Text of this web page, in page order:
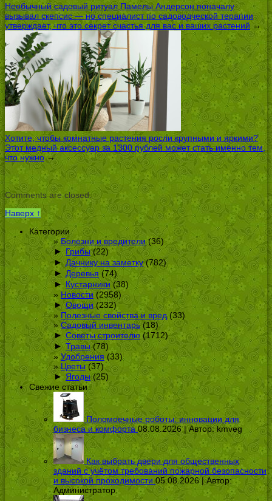
Необычный садовый ритуал Памелы Андерсон поначалу
вызывал скепсис — но специалист по садоводческой терапии
утверждает, что это секрет счастья для вас и ваших растений →
Хотите, чтобы комнатные растения росли крупными и яркими?
Этот медный аксессуар за 1300 рублей может стать именно тем,
что нужно→
Comments are closed.
Наверх ↑
Категории
Болезни и вредители(36)
► Грибы(22)
► Дачнику на заметку(782)
► Деревья (74)
► Кустарники(38)
Новости (2958)
► Овощи(232)
Полезные свойства и вред(33)
Садовый инвентарь(18)
► Советы строителю(1712)
► Травы(78)
Удобрения (33)
Цветы (37)
► Ягоды(25)
Свежие статьи
Поломоечные роботы: инновации для
бизнеса и комфорта 08.08.2026 | Автор:kmveg
Как выбрать двери для общественных
зданий с учётом требований пожарной безопасности
и высокой проходимости 05.08.2026 | Автор:
Администратор